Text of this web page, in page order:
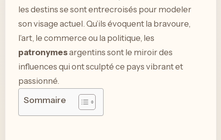
les destins se sont entrecroisés pour modeler
son visage actuel. Qu’ils évoquent la bravoure,
l’art, le commerce ou la politique, les
patronymesargentins sont le miroir des
influences qui ont sculpté ce pays vibrant et
passionné.
Sommaire